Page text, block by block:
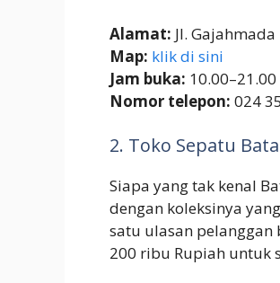
Alamat: Jl.
Map: klik di sini
Jam buka:
Nomor telepon: 024
2. Toko Sepatu
Siapa yang tak kenal
dengan koleksinya
satu ulasan
200 ribu Rupiah untuk